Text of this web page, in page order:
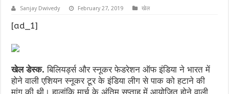
Sanjay Dwivedy February 27, 2019 खेल
[ad_1]
खेल डेस्क.बिलिय‌र्ड्स और स्नूकर फेडरेशन ऑफ इंडिया ने भारत में
होने वाली एशियन स्नूकर टूर के इंडिया लीग से पाक को हटाने की
मांग की थी। हालांकि मार्च के अंतिम सप्ताह में आयोजित होने वाली